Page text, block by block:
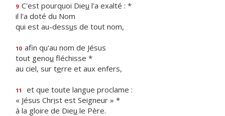
9 C'est pourquoi Dieu l'a exalté : *
il l'a doté du Nom
qui est au-dessus de tout nom,
10 afin qu'au nom de Jésus
tout genou fléchisse *
au ciel, sur terre et aux enfers,
11
et que toute langue proclame :
« Jésus Christ est Seigneur » *
à la gloire de Dieu le Père.